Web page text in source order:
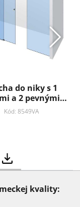
do niky s 1
a 2 pevnými…
Kód: 8549VA
kvality: